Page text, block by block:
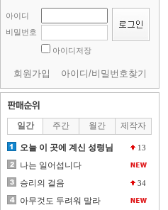
아이디
비밀번호
아이디저장
회원가입 아이디/비밀번호찾기